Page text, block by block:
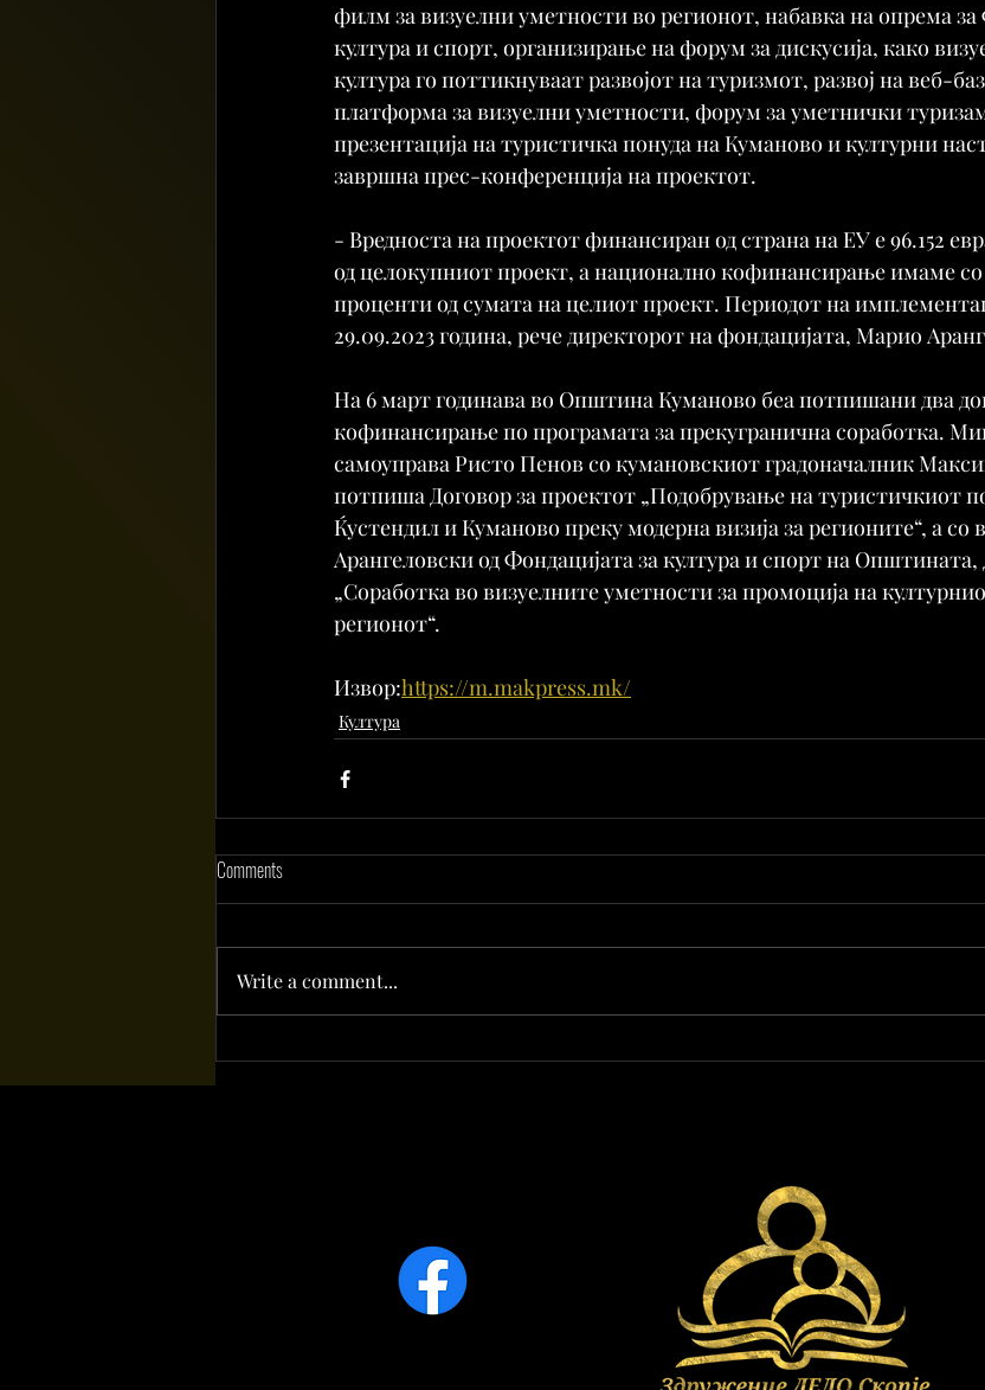
филм за визуелни уметности во регионот, набавка на опрема за
култура и спорт, организирање на форум за дискусија, како
култура го поттикнуваат развојот на туризмот, развој на веб-
платформа за визуелни уметности, форум за уметнички
презентација на туристичка понуда на Куманово и културни
завршна прес-конференција на проектот.
- Вредноста на проектот финансиран од страна на ЕУ е 96.152
од целокупниот проект, а национално кофинансирање имаме со
проценти од сумата на целиот проект. Периодот на
29.09.2023 година, рече директорот на фондацијата, Марио
На 6 март годинава во Општина Куманово беа потпишани два
кофинансирање по програмата за прекугранична соработка.
самоуправа Ристо Пенов со кумановскиот градоначалник
потпиша Договор за проектот „Подобрување на туристичкиот
Ќустендил и Куманово преку модерна визија за регионите“, а
Арангеловски од Фондацијата за култура и спорт на Општината,
„Соработка во визуелните уметности за промоција на
регионот“.
Извор:https://m.makpress.mk/
Култура
Comments
Write a comment...